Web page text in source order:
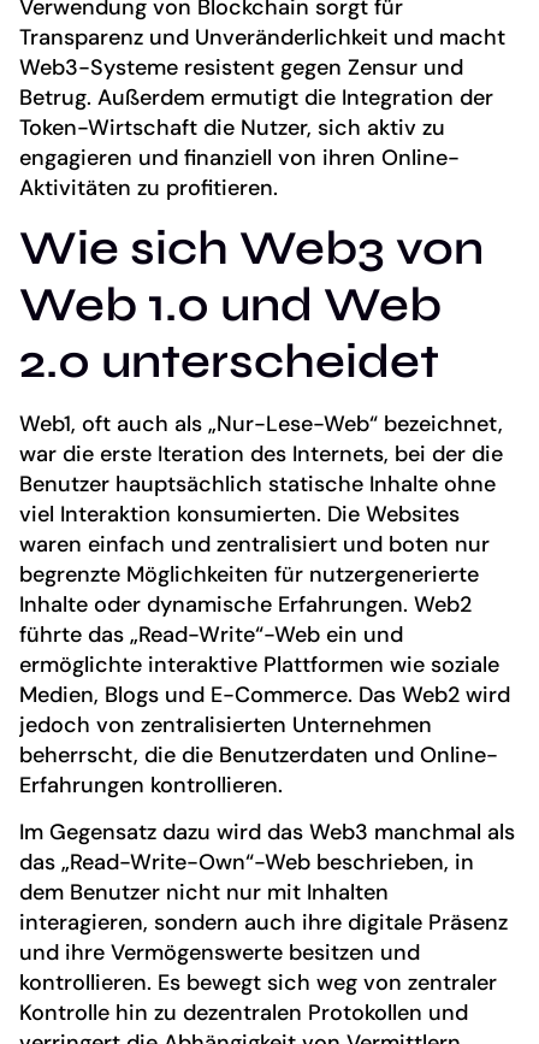
Verwendung von Blockchain sorgt für
Transparenz und Unveränderlichkeit und macht
Web3-Systeme resistent gegen Zensur und
Betrug. Außerdem ermutigt die Integration der
Token-Wirtschaft die Nutzer, sich aktiv zu
engagieren und finanziell von ihren Online-
Aktivitäten zu profitieren.
Wie sich Web3 von
Web 1.0 und Web
2.0 unterscheidet
Web1, oft auch als „Nur-Lese-Web“ bezeichnet,
war die erste Iteration des Internets, bei der die
Benutzer hauptsächlich statische Inhalte ohne
viel Interaktion konsumierten. Die Websites
waren einfach und zentralisiert und boten nur
begrenzte Möglichkeiten für nutzergenerierte
Inhalte oder dynamische Erfahrungen. Web2
führte das „Read-Write“-Web ein und
ermöglichte interaktive Plattformen wie soziale
Medien, Blogs und E-Commerce. Das Web2 wird
jedoch von zentralisierten Unternehmen
beherrscht, die die Benutzerdaten und Online-
Erfahrungen kontrollieren.
Im Gegensatz dazu wird das Web3 manchmal als
das „Read-Write-Own“-Web beschrieben, in
dem Benutzer nicht nur mit Inhalten
interagieren, sondern auch ihre digitale Präsenz
und ihre Vermögenswerte besitzen und
kontrollieren. Es bewegt sich weg von zentraler
Kontrolle hin zu dezentralen Protokollen und